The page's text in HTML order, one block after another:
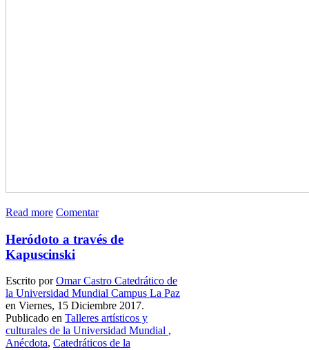
Read more Comentar
Heródoto a través de
Kapuscinski
Escrito porOmar Castro Catedrático de
la Universidad Mundial Campus La Paz
en Viernes, 15 Diciembre 2017.
Publicado en Talleres artísticos y
culturales de la Universidad Mundial ,
Anécdota, Catedráticos de la